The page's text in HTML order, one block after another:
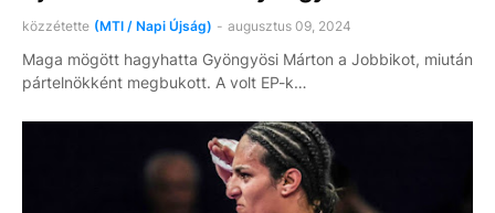
közzétette (MTI / Napi Újság) - augusztus 09, 2024
Maga mögött hagyhatta Gyöngyösi Márton a Jobbikot, miután
pártelnökként megbukott. A volt EP-k…